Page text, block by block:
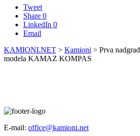
Tweet
Share 0
LinkedIn 0
Email
KAMIONI.NET > Kamioni > Prva
modela KAMAZ KOMPAS
E-mail: office@kamioni.net